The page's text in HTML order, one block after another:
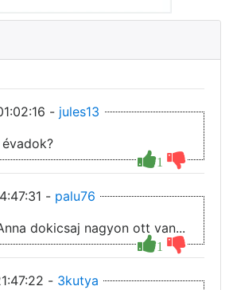
- jules13
1
- palu76
1
Anna dokicsaj nagyon ott van...
- 3kutya